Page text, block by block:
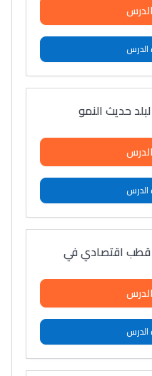
حديث النمو
اقتصادي في